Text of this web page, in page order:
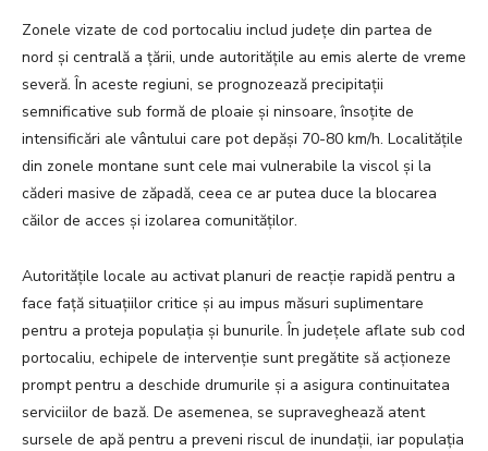
Zonele vizate de cod portocaliu includ județe din partea de
nord și centrală a țării, unde autoritățile au emis alerte de vreme
severă. În aceste regiuni, se prognozează precipitații
semnificative sub formă de ploaie și ninsoare, însoțite de
intensificări ale vântului care pot depăși 70-80 km/h. Localitățile
din zonele montane sunt cele mai vulnerabile la viscol și la
căderi masive de zăpadă, ceea ce ar putea duce la blocarea
căilor de acces și izolarea comunităților.
Autoritățile locale au activat planuri de reacție rapidă pentru a
face față situațiilor critice și au impus măsuri suplimentare
pentru a proteja populația și bunurile. În județele aflate sub cod
portocaliu, echipele de intervenție sunt pregătite să acționeze
prompt pentru a deschide drumurile și a asigura continuitatea
serviciilor de bază. De asemenea, se supraveghează atent
sursele de apă pentru a preveni riscul de inundații, iar populația